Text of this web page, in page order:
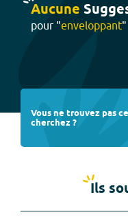
Aucune
pour "enveloppant"
Vous ne trouvez pas
cherchez ?
Ils